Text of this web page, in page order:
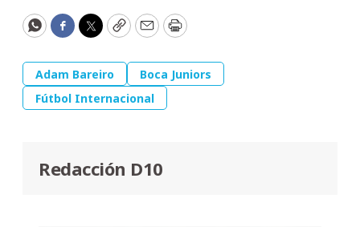
WhatsApp
Facebook
Twitter
CopyEmailPrint
Adam Bareiro
Boca Juniors
Fútbol Internacional
Redacción D10